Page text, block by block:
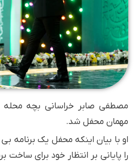
مصطفی صابر خراسانی بچه محله
مهمان محفل شد.
او با بیان اینکه محفل یک برنامه
را پایانی بر انتظار خود برای ساخت